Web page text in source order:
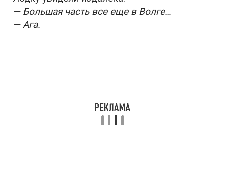
— Большая часть все еще в Волге…
— Ага.